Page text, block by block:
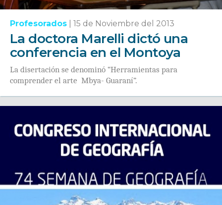
Profesorados 15 de Noviembre del 2013
La doctora Marelli dictó una
conferencia en el Montoya
La disertación se denominó “Herramientas para
comprender el arte Mbya- Guaraní”.